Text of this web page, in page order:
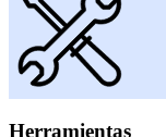
Herramientas